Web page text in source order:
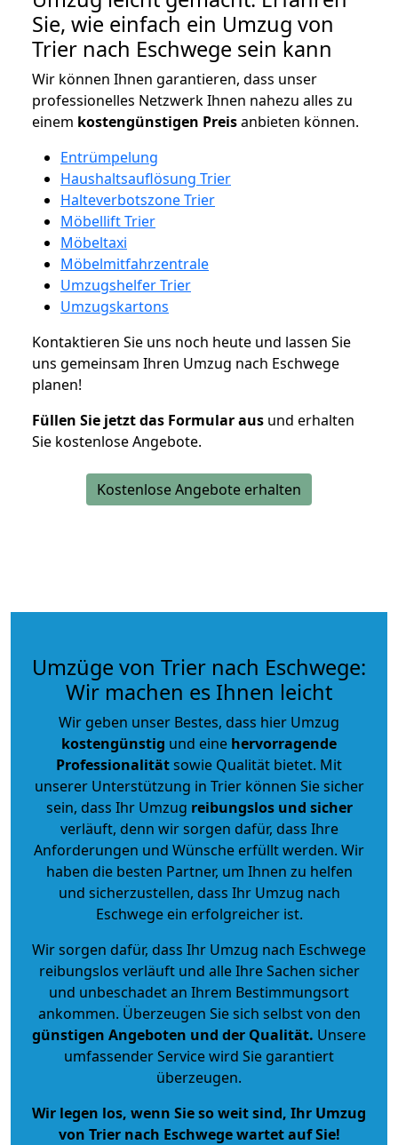
Sie, wie einfach ein Umzug von
Trier nach Eschwege sein kann
Wir können Ihnen garantieren, dass unser
professionelles Netzwerk Ihnen nahezu alles zu
einem kostengünstigen Preisanbieten können.
Entrümpelung
Haushaltsauflösung Trier
Halteverbotszone Trier
Möbellift Trier
Möbeltaxi
Möbelmitfahrzentrale
Umzugshelfer Trier
Umzugskartons
Kontaktieren Sie uns noch heute und lassen Sie
uns gemeinsam Ihren Umzug nach Eschwege
planen!
Füllen Sie jetzt das Formular aus und erhalten
Sie kostenlose Angebote.
Kostenlose Angebote erhalten
Umzüge von Trier nach Eschwege:
Wir machen es Ihnen leicht
Wir geben unser Bestes, dass hier Umzug
kostengünstig und eine hervorragende
Professionalitätsowie Qualität bietet. Mit
unserer Unterstützung in Trier können Sie sicher
sein, dass Ihr Umzug reibungslos und sicher
verläuft, denn wir sorgen dafür, dass Ihre
Anforderungen und Wünsche erfüllt werden. Wir
haben die besten Partner, um Ihnen zu helfen
und sicherzustellen, dass Ihr Umzug nach
Eschwege ein erfolgreicher ist.
Wir sorgen dafür, dass Ihr Umzug nach Eschwege
reibungslos verläuft und alle Ihre Sachen sicher
und unbeschadet an Ihrem Bestimmungsort
ankommen. Überzeugen Sie sich selbst von den
günstigen Angeboten und der Qualität. Unsere
umfassender Service wird Sie garantiert
überzeugen.
Wir legen los, wenn Sie so weit sind, Ihr Umzug
von Trier nach Eschwege wartet auf Sie!